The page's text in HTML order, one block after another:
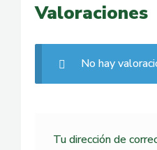
Valoraciones
No hay
Tu dirección de